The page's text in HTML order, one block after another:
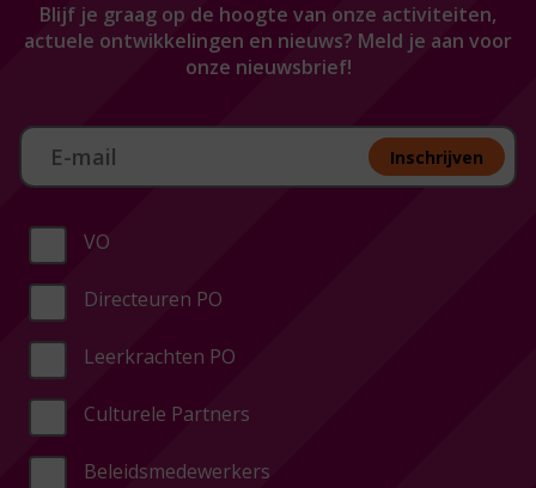
Blijf je graag op de hoogte van onze activiteiten,
actuele ontwikkelingen en nieuws? Meld je aan voor
onze nieuwsbrief!
Aan melden nieuwsbrief Inschrijven
VO
Directeuren PO
Leerkrachten PO
Culturele Partners
Beleidsmedewerkers